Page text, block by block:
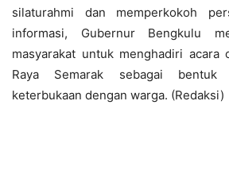
silaturahmi dan memperkokoh
informasi, Gubernur Bengkulu
masyarakat untuk menghadiri acara
Raya Semarak sebagai bentuk
keterbukaan dengan warga. (Redaksi)